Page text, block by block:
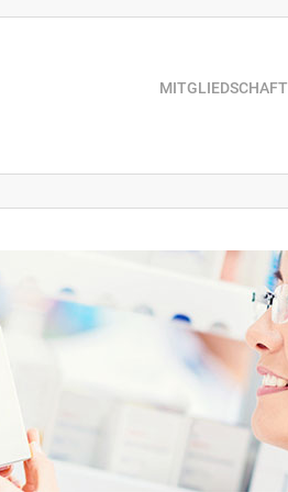
MITGLIEDSCHAFT